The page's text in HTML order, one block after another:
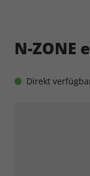
N-ZONE
Direkt